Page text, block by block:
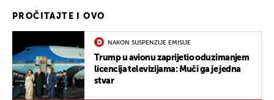
PROČITAJTE I OVO
NAKON SUSPENZIJE EMISIJE
Trump u avionu zaprijetio oduzimanjem
licencija televizijama: Muči ga je jedna
stvar